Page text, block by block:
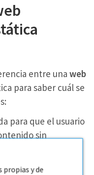
entre una web
para saber cuál se
para que el usuario
sin
CMS (como
que necesitan
y de